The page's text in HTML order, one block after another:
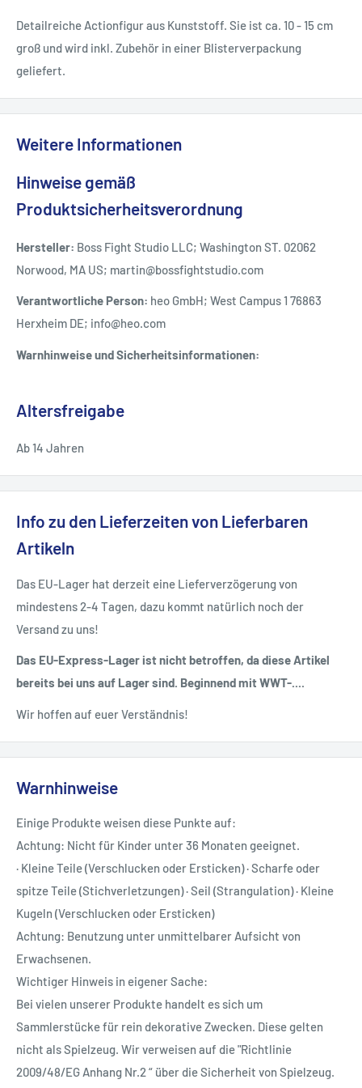
Detailreiche Actionfigur aus Kunststoff. Sie ist ca. 10 - 15 cm
groß und wird inkl. Zubehör in einer Blisterverpackung
geliefert.
Weitere Informationen
Hinweise gemäß
Produktsicherheitsverordnung
Hersteller: Boss Fight Studio LLC; Washington ST. 02062
Norwood, MA US; martin@bossfightstudio.com
Verantwortliche Person: heo GmbH; West Campus 1 76863
Herxheim DE; info@heo.com
Warnhinweise und Sicherheitsinformationen:
Altersfreigabe
Ab 14 Jahren
Info zu den Lieferzeiten von Lieferbaren
Artikeln
Das EU-Lager hat derzeit eine Lieferverzögerung von
mindestens 2-4 Tagen, dazu kommt natürlich noch der
Versand zu uns!
Das EU-Express-Lager ist nicht betroffen, da diese Artikel
bereits bei uns auf Lager sind. Beginnend mit WWT-....
Wir hoffen auf euer Verständnis!
Warnhinweise
Einige Produkte weisen diese Punkte auf:
Achtung: Nicht für Kinder unter 36 Monaten geeignet.
· Kleine Teile (Verschlucken oder Ersticken) · Scharfe oder
spitze Teile (Stichverletzungen) · Seil (Strangulation) · Kleine
Kugeln (Verschlucken oder Ersticken)
Achtung: Benutzung unter unmittelbarer Aufsicht von
Erwachsenen.
Wichtiger Hinweis in eigener Sache:
Bei vielen unserer Produkte handelt es sich um
Sammlerstücke für rein dekorative Zwecken. Diese gelten
nicht als Spielzeug. Wir verweisen auf die "Richtlinie
2009/48/EG Anhang Nr.2 “ über die Sicherheit von Spielzeug.